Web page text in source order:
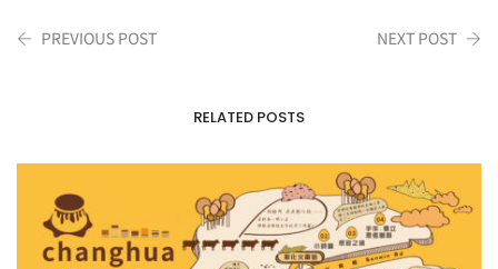
PREVIOUS POST NEXT POST
RELATED POSTS